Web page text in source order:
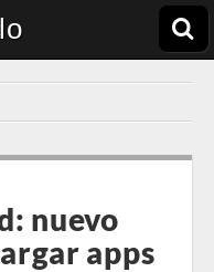
nuevo
apps